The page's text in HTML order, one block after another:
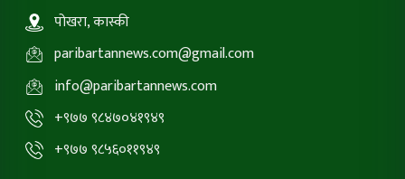
पोखरा, कास्की
paribartannews.com@gmail.com
info@paribartannews.com
+९७७ ९८४७०४१९४९
+९७७ ९८५६०११९४९